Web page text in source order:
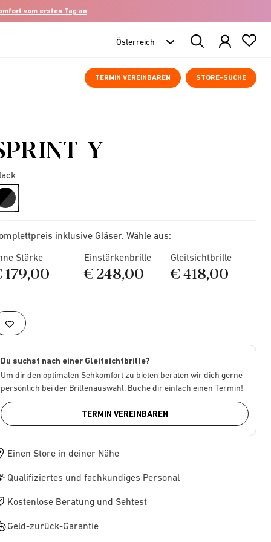
vom ersten Tag an
Search
Products
TERMIN VEREINBAREN STORE-SUCHE
Y
selected
inklusive Gläser. Wähle aus:
Stärke
179,00
Einstärkenbrille
€ 248,00
Gleitsichtbrille
€ 418,00
Du suchst nach einer Gleitsichtbrille?
Um dir den optimalen Sehkomfort zu bieten beraten wir dich gerne
persönlich bei der Brillenauswahl. Buche dir einfach einen Termin!
TERMIN VEREINBAREN
Einen Store in deiner Nähe
Qualifiziertes und fachkundiges Personal
Kostenlose Beratung und Sehtest
Geld-zurück-Garantie